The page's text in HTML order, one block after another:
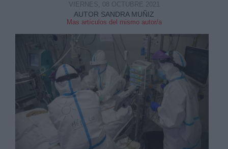
AUTOR SANDRA MUÑIZ
Mas artículos del mismo autor/a
VIERNES, 08 OCTUBRE 2021